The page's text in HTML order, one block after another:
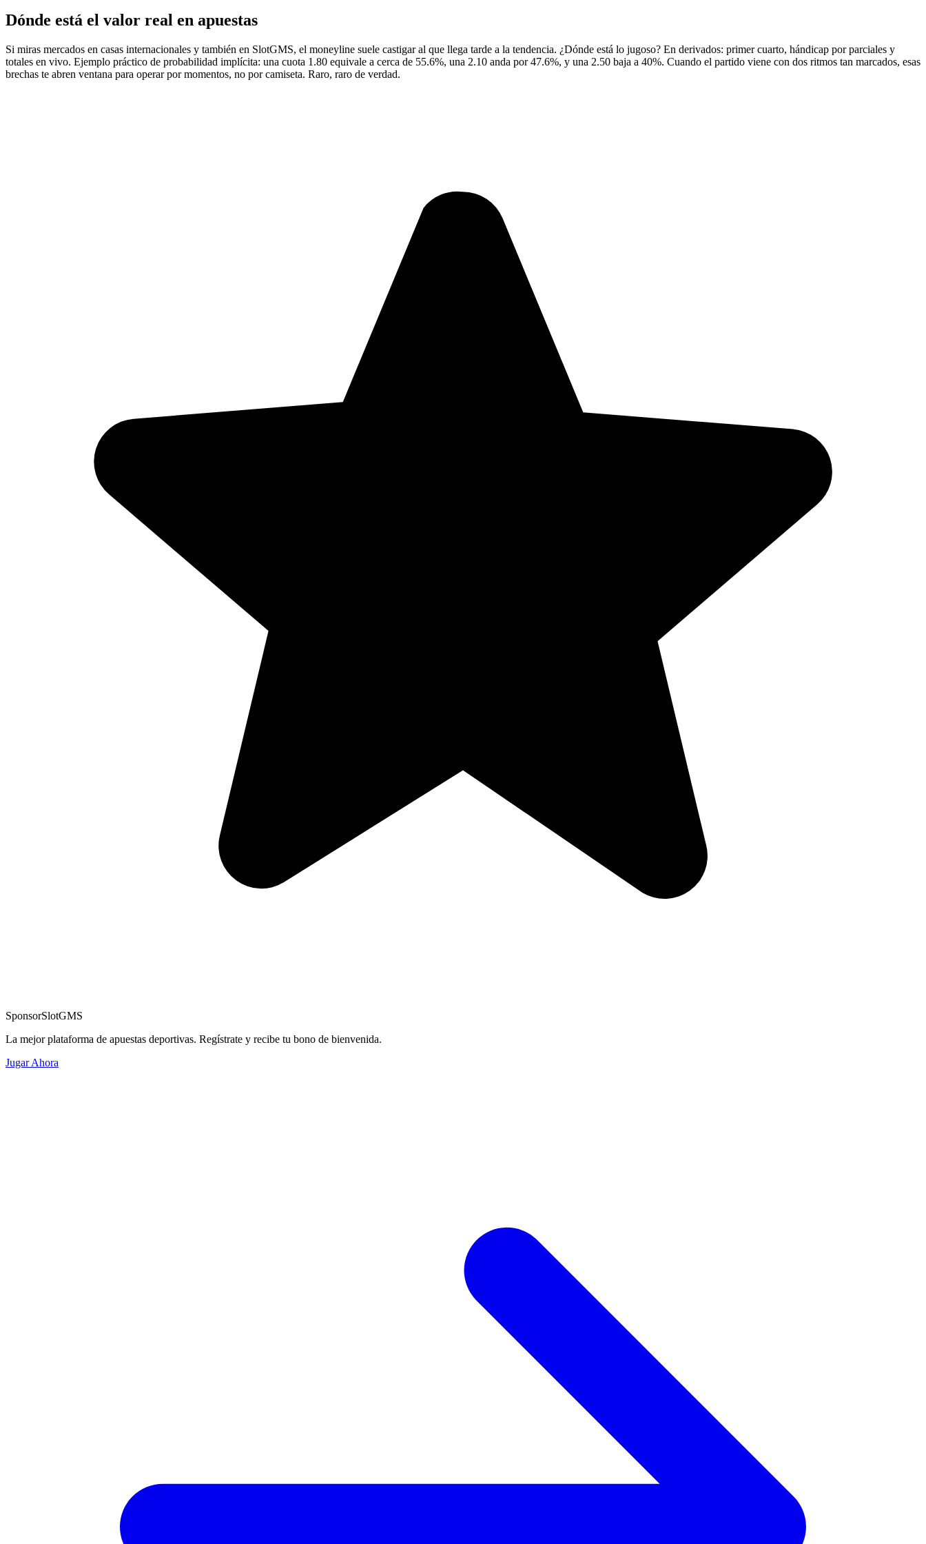
Dónde está el valor real en apuestas
Si miras mercados en casas internacionales y también en SlotGMS, el moneyline suele castigar al que llega tarde a la tendencia. ¿Dónde está lo jugoso? En derivados: primer cuarto, hándicap por parciales y
totales en vivo. Ejemplo práctico de probabilidad implícita: una cuota 1.80 equivale a cerca de 55.6%, una 2.10 anda por 47.6%, y una 2.50 baja a 40%. Cuando el partido viene con dos ritmos tan marcados, esas
brechas te abren ventana para operar por momentos, no por camiseta. Raro, raro de verdad.
SponsorSlotGMS
La mejor plataforma de apuestas deportivas. Regístrate y recibe tu bono de bienvenida.
Jugar Ahora